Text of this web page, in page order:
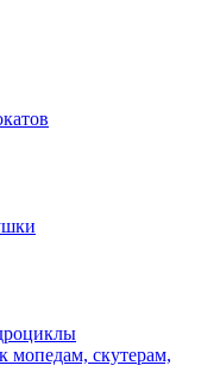
мопедам, скутерам,